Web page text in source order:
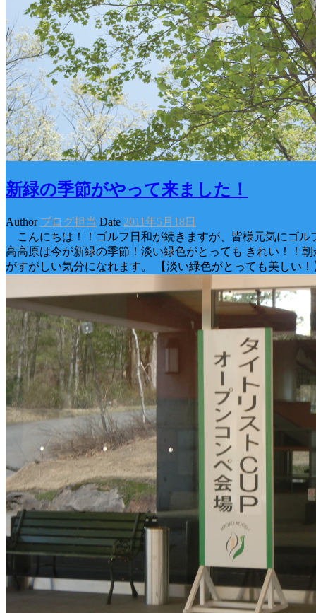
新緑の季節がやって来ました！
Author ブログ担当 Date 2011年5月18日
こんにちは！！ゴルフ日和が続きますが、皆様元気にゴル
高高原は今が新緑の季節！淡い緑色がとっても きれい！！
がすがしい気分になれます。 【淡い緑色がとっても美しい